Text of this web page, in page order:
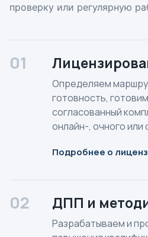
проверку или регулярную
01
Определяем
готовность,
согласованный
онлайн-, очного
Подробнее о
02 ДПП и
Разрабатываем и